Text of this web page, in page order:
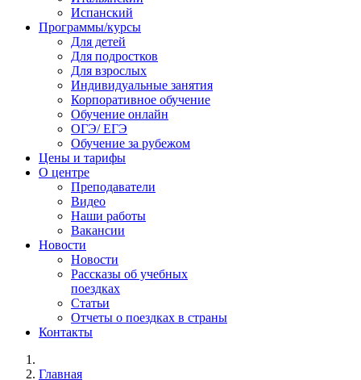
Испанский
Программы/курсы
Для детей
Для подростков
Для взрослых
Индивидуальные занятия
Корпоративное обучение
Обучение онлайн
ОГЭ/ ЕГЭ
Обучение за рубежом
Цены и тарифы
О центре
Преподаватели
Видео
Наши работы
Вакансии
Новости
Новости
Рассказы об учебных
поездках
Статьи
Отчеты о поездках в страны
Контакты
Главная